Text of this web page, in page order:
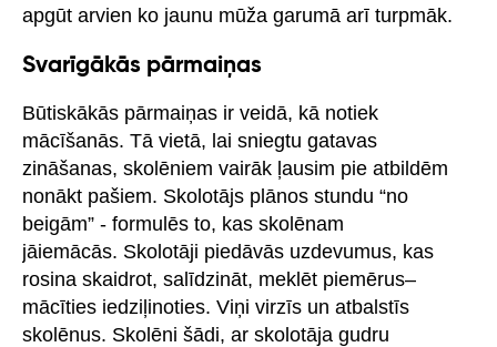
apgūt arvien ko jaunu mūža garumā arī turpmāk.
Svarīgākās pārmaiņas
Būtiskākās pārmaiņas ir veidā, kā notiek
mācīšanās. Tā vietā, lai sniegtu gatavas
zināšanas, skolēniem vairāk ļausim pie atbildēm
nonākt pašiem. Skolotājs plānos stundu “no
beigām” - formulēs to, kas skolēnam
jāiemācās. Skolotāji piedāvās uzdevumus, kas
rosina skaidrot, salīdzināt, meklēt piemērus–
mācīties iedziļinoties. Viņi virzīs un atbalstīs
skolēnus. Skolēni šādi, ar skolotāja gudru